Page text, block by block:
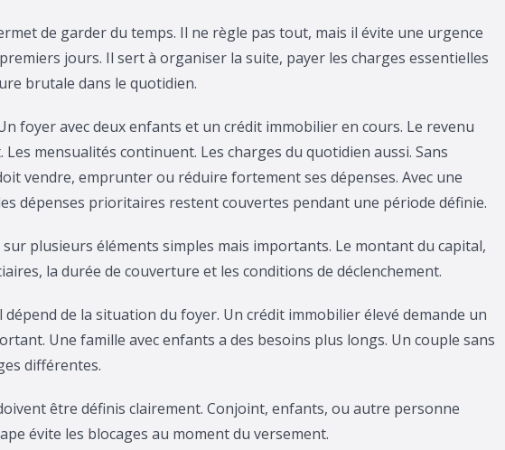
de garder du temps. Il ne règle pas tout, mais il évite une urgence
jours. Il sert à organiser la suite, payer les charges essentielles
brutale dans le quotidien.
foyer avec deux enfants et un crédit immobilier en cours. Le revenu
mensualités continuent. Les charges du quotidien aussi. Sans
vendre, emprunter ou réduire fortement ses dépenses. Avec une
dépenses prioritaires restent couvertes pendant une période définie.
plusieurs éléments simples mais importants. Le montant du capital,
la durée de couverture et les conditions de déclenchement.
dépend de la situation du foyer. Un crédit immobilier élevé demande un
Une famille avec enfants a des besoins plus longs. Un couple sans
différentes.
être définis clairement. Conjoint, enfants, ou autre personne
évite les blocages au moment du versement.